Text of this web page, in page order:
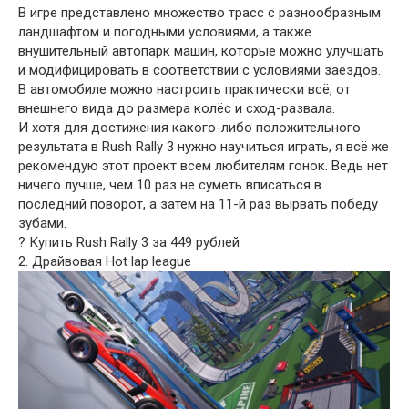
В игре представлено множество трасс с разнообразным
ландшафтом и погодными условиями, а также
внушительный автопарк машин, которые можно улучшать
и модифицировать в соответствии с условиями заездов.
В автомобиле можно настроить практически всё, от
внешнего вида до размера колёс и сход-развала.
И хотя для достижения какого-либо положительного
результата в Rush Rally 3 нужно научиться играть, я всё же
рекомендую этот проект всем любителям гонок. Ведь нет
ничего лучше, чем 10 раз не суметь вписаться в
последний поворот, а затем на 11-й раз вырвать победу
зубами.
? Купить Rush Rally 3 за 449 рублей
2. Драйвовая Hot lap league